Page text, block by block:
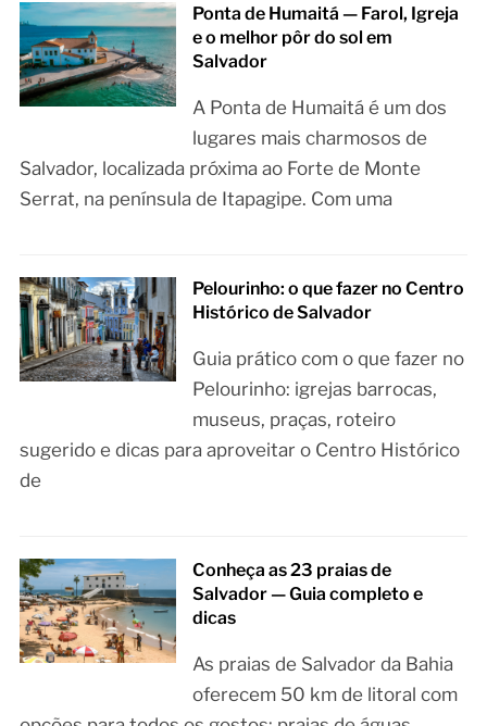
Ponta de Humaitá — Farol, Igreja
e o melhor pôr do sol em
Salvador
A Ponta de Humaitá é um dos
lugares mais charmosos de
Salvador, localizada próxima ao Forte de Monte
Serrat, na península de Itapagipe. Com uma
Pelourinho: o que fazer no Centro
Histórico de Salvador
Guia prático com o que fazer no
Pelourinho: igrejas barrocas,
museus, praças, roteiro
sugerido e dicas para aproveitar o Centro Histórico
de
Conheça as 23 praias de
Salvador — Guia completo e
dicas
As praias de Salvador da Bahia
oferecem 50 km de litoral com